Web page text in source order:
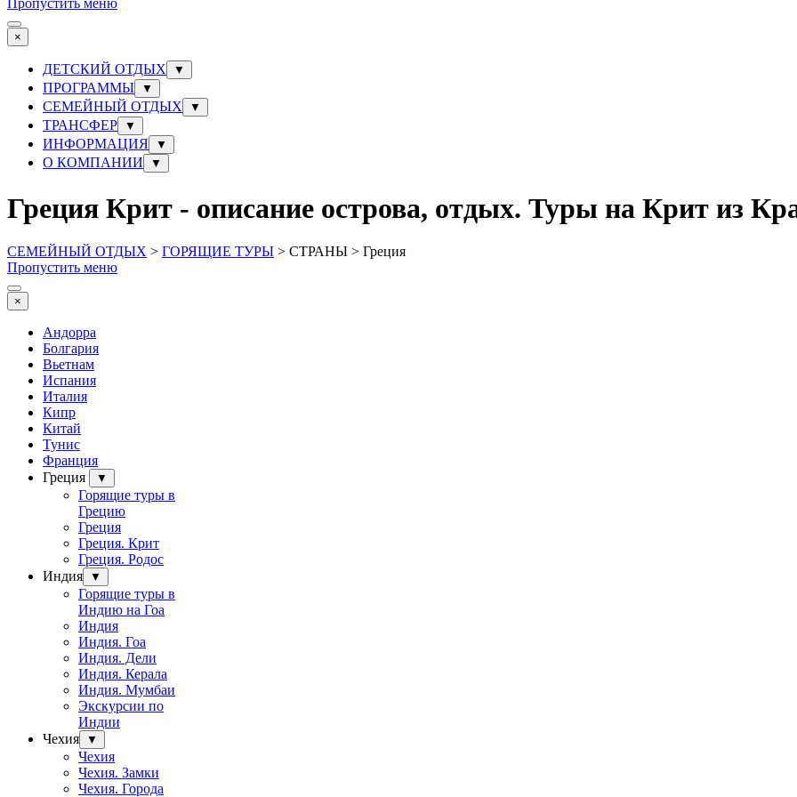
Пропустить меню
×
ДЕТСКИЙ ОТДЫХ ▼
ПРОГРАММЫ ▼
СЕМЕЙНЫЙ ОТДЫХ ▼
ТРАНСФЕР ▼
ИНФОРМАЦИЯ ▼
О КОМПАНИИ ▼
Греция Крит - описание острова, отдых. Туры на Крит из
СЕМЕЙНЫЙ ОТДЫХ > ГОРЯЩИЕ ТУРЫ > СТРАНЫ > Греция
Пропустить меню
×
Андорра
Болгария
Вьетнам
Испания
Италия
Кипр
Китай
Тунис
Франция
Греция
▼
Горящие туры в
Грецию
Греция
Греция. Крит
Греция. Родос
Индия
▼
Горящие туры в
Индию на Гоа
Индия
Индия. Гоа
Индия. Дели
Индия. Керала
Индия. Мумбаи
Экскурсии по
Индии
Чехия
▼
Чехия
Чехия. Замки
Чехия. Города